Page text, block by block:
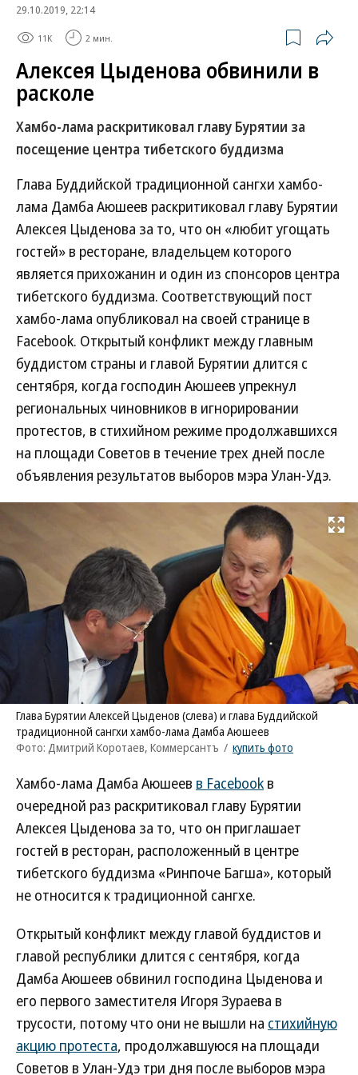
29.10.2019, 22:14
11K 2 мин.
Алексея Цыденова обвинили в
расколе
Хамбо-лама раскритиковал главу Бурятии за
посещение центра тибетского буддизма
Глава Буддийской традиционной сангхи хамбо-
лама Дамба Аюшеев раскритиковал главу Бурятии
Алексея Цыденова за то, что он «любит угощать
гостей» в ресторане, владельцем которого
является прихожанин и один из спонсоров центра
тибетского буддизма. Соответствующий пост
хамбо-лама опубликовал на своей странице в
Facebook. Открытый конфликт между главным
буддистом страны и главой Бурятии длится с
сентября, когда господин Аюшеев упрекнул
региональных чиновников в игнорировании
протестов, в стихийном режиме продолжавшихся
на площади Советов в течение трех дней после
объявления результатов выборов мэра Улан-Удэ.
Развернуть
Глава Бурятии Алексей Цыденов (слева) и глава Буддийской
традиционной сангхи хамбо-лама Дамба Аюшеев
Фото: Дмитрий Коротаев, Коммерсантъ / купить фото
Хамбо-лама Дамба Аюшеев в Facebook в
очередной раз раскритиковал главу Бурятии
Алексея Цыденова за то, что он приглашает
гостей в ресторан, расположенный в центре
тибетского буддизма «Ринпоче Багша», который
не относится к традиционной сангхе.
Открытый конфликт между главой буддистов и
главой республики длится с сентября, когда
Дамба Аюшеев обвинил господина Цыденова и
его первого заместителя Игоря Зураева в
трусости, потому что они не вышли на стихийную
акцию протеста, продолжавшуюся на площади
Советов в Улан-Удэ три дня после выборов мэра